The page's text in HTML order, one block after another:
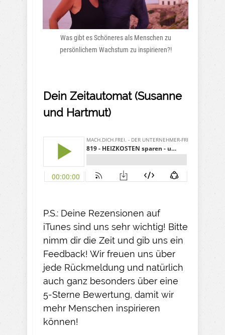
Was gibt es Schöneres als Menschen zu
persönlichem Wachstum zu inspirieren?!
Dein Zeitautomat (Susanne
und Hartmut)
P.S.: Deine Rezensionen auf
iTunes sind uns sehr wichtig! Bitte
nimm dir die Zeit und gib uns ein
Feedback! Wir freuen uns über
jede Rückmeldung und natürlich
auch ganz besonders über eine
5-Sterne Bewertung, damit wir
mehr Menschen inspirieren
können!